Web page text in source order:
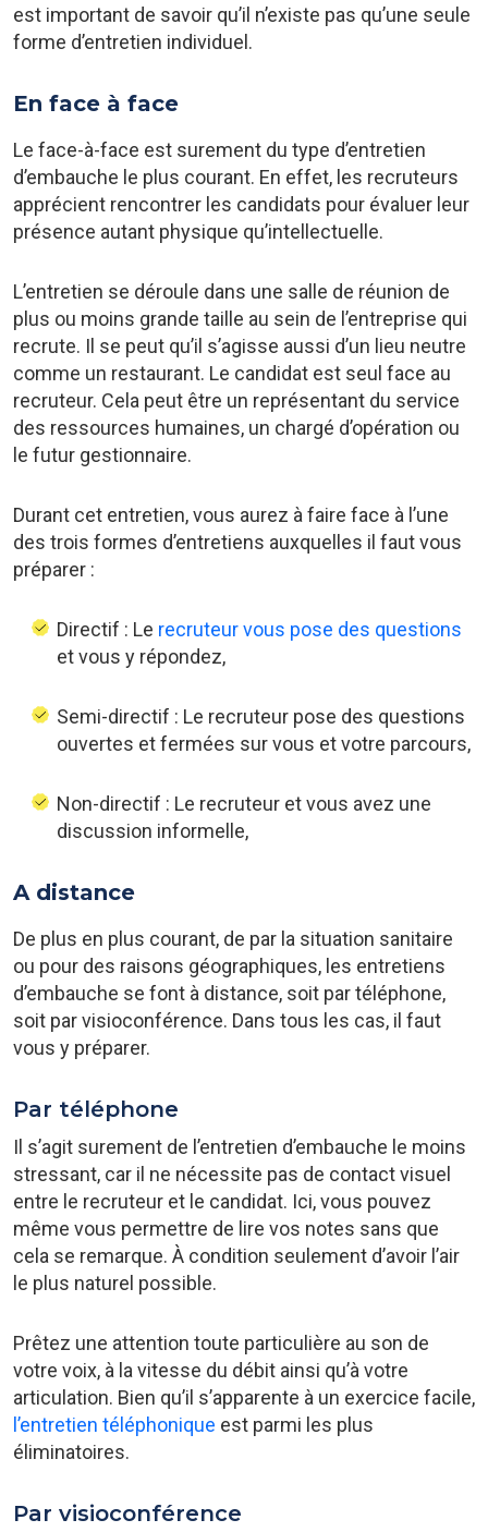
est important de savoir qu’il n’existe pas qu’une seule
forme d’entretien individuel.
En face à face
Le face-à-face est surement du type d’entretien
d’embauche le plus courant. En effet, les recruteurs
apprécient rencontrer les candidats pour évaluer leur
présence autant physique qu’intellectuelle.
L’entretien se déroule dans une salle de réunion de
plus ou moins grande taille au sein de l’entreprise qui
recrute. Il se peut qu’il s’agisse aussi d’un lieu neutre
comme un restaurant. Le candidat est seul face au
recruteur. Cela peut être un représentant du service
des ressources humaines, un chargé d’opération ou
le futur gestionnaire.
Durant cet entretien, vous aurez à faire face à l’une
des trois formes d’entretiens auxquelles il faut vous
préparer :
Directif : Le recruteur vous pose des questions
et vous y répondez,
Semi-directif : Le recruteur pose des questions
ouvertes et fermées sur vous et votre parcours,
Non-directif : Le recruteur et vous avez une
discussion informelle,
A distance
De plus en plus courant, de par la situation sanitaire
ou pour des raisons géographiques, les entretiens
d’embauche se font à distance, soit par téléphone,
soit par visioconférence. Dans tous les cas, il faut
vous y préparer.
Par téléphone
Il s’agit surement de l’entretien d’embauche le moins
stressant, car il ne nécessite pas de contact visuel
entre le recruteur et le candidat. Ici, vous pouvez
même vous permettre de lire vos notes sans que
cela se remarque. À condition seulement d’avoir l’air
le plus naturel possible.
Prêtez une attention toute particulière au son de
votre voix, à la vitesse du débit ainsi qu’à votre
articulation. Bien qu’il s’apparente à un exercice facile,
l’entretien téléphonique est parmi les plus
éliminatoires.
Par visioconférence